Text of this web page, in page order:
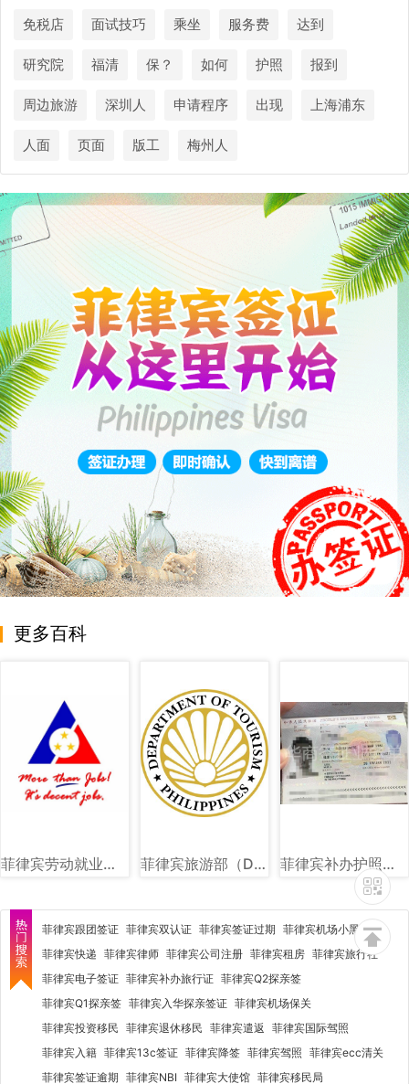
免税店 面试技巧 乘坐 服务费 达到
研究院 福清 保？ 如何 护照 报到
周边旅游 深圳人 申请程序 出现 上海浦东
人面 页面 版工 梅州人
更多百科
菲律宾劳动就业部（DOLE）图文讲解 菲律宾旅游部（DOT）图文讲解 菲律宾补办护照旅行证回国证明图片样式
菲律宾跟团签证 菲律宾双认证 菲律宾签证过期 菲律宾机场小黑屋
菲律宾快递 菲律宾律师 菲律宾公司注册 菲律宾租房 菲律宾旅行社
菲律宾电子签证 菲律宾补办旅行证 菲律宾Q2探亲签
菲律宾Q1探亲签 菲律宾入华探亲签证 菲律宾机场保关
菲律宾投资移民 菲律宾退休移民 菲律宾遣返
菲律宾国际驾照
菲律宾入籍 菲律宾13c签证 菲律宾降签 菲律宾驾照 菲律宾ecc清关
菲律宾签证逾期 菲律宾NBI 菲律宾大使馆 菲律宾移民局